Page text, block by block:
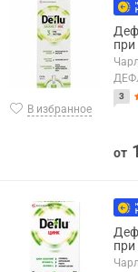
В избранное
при
3
от
при